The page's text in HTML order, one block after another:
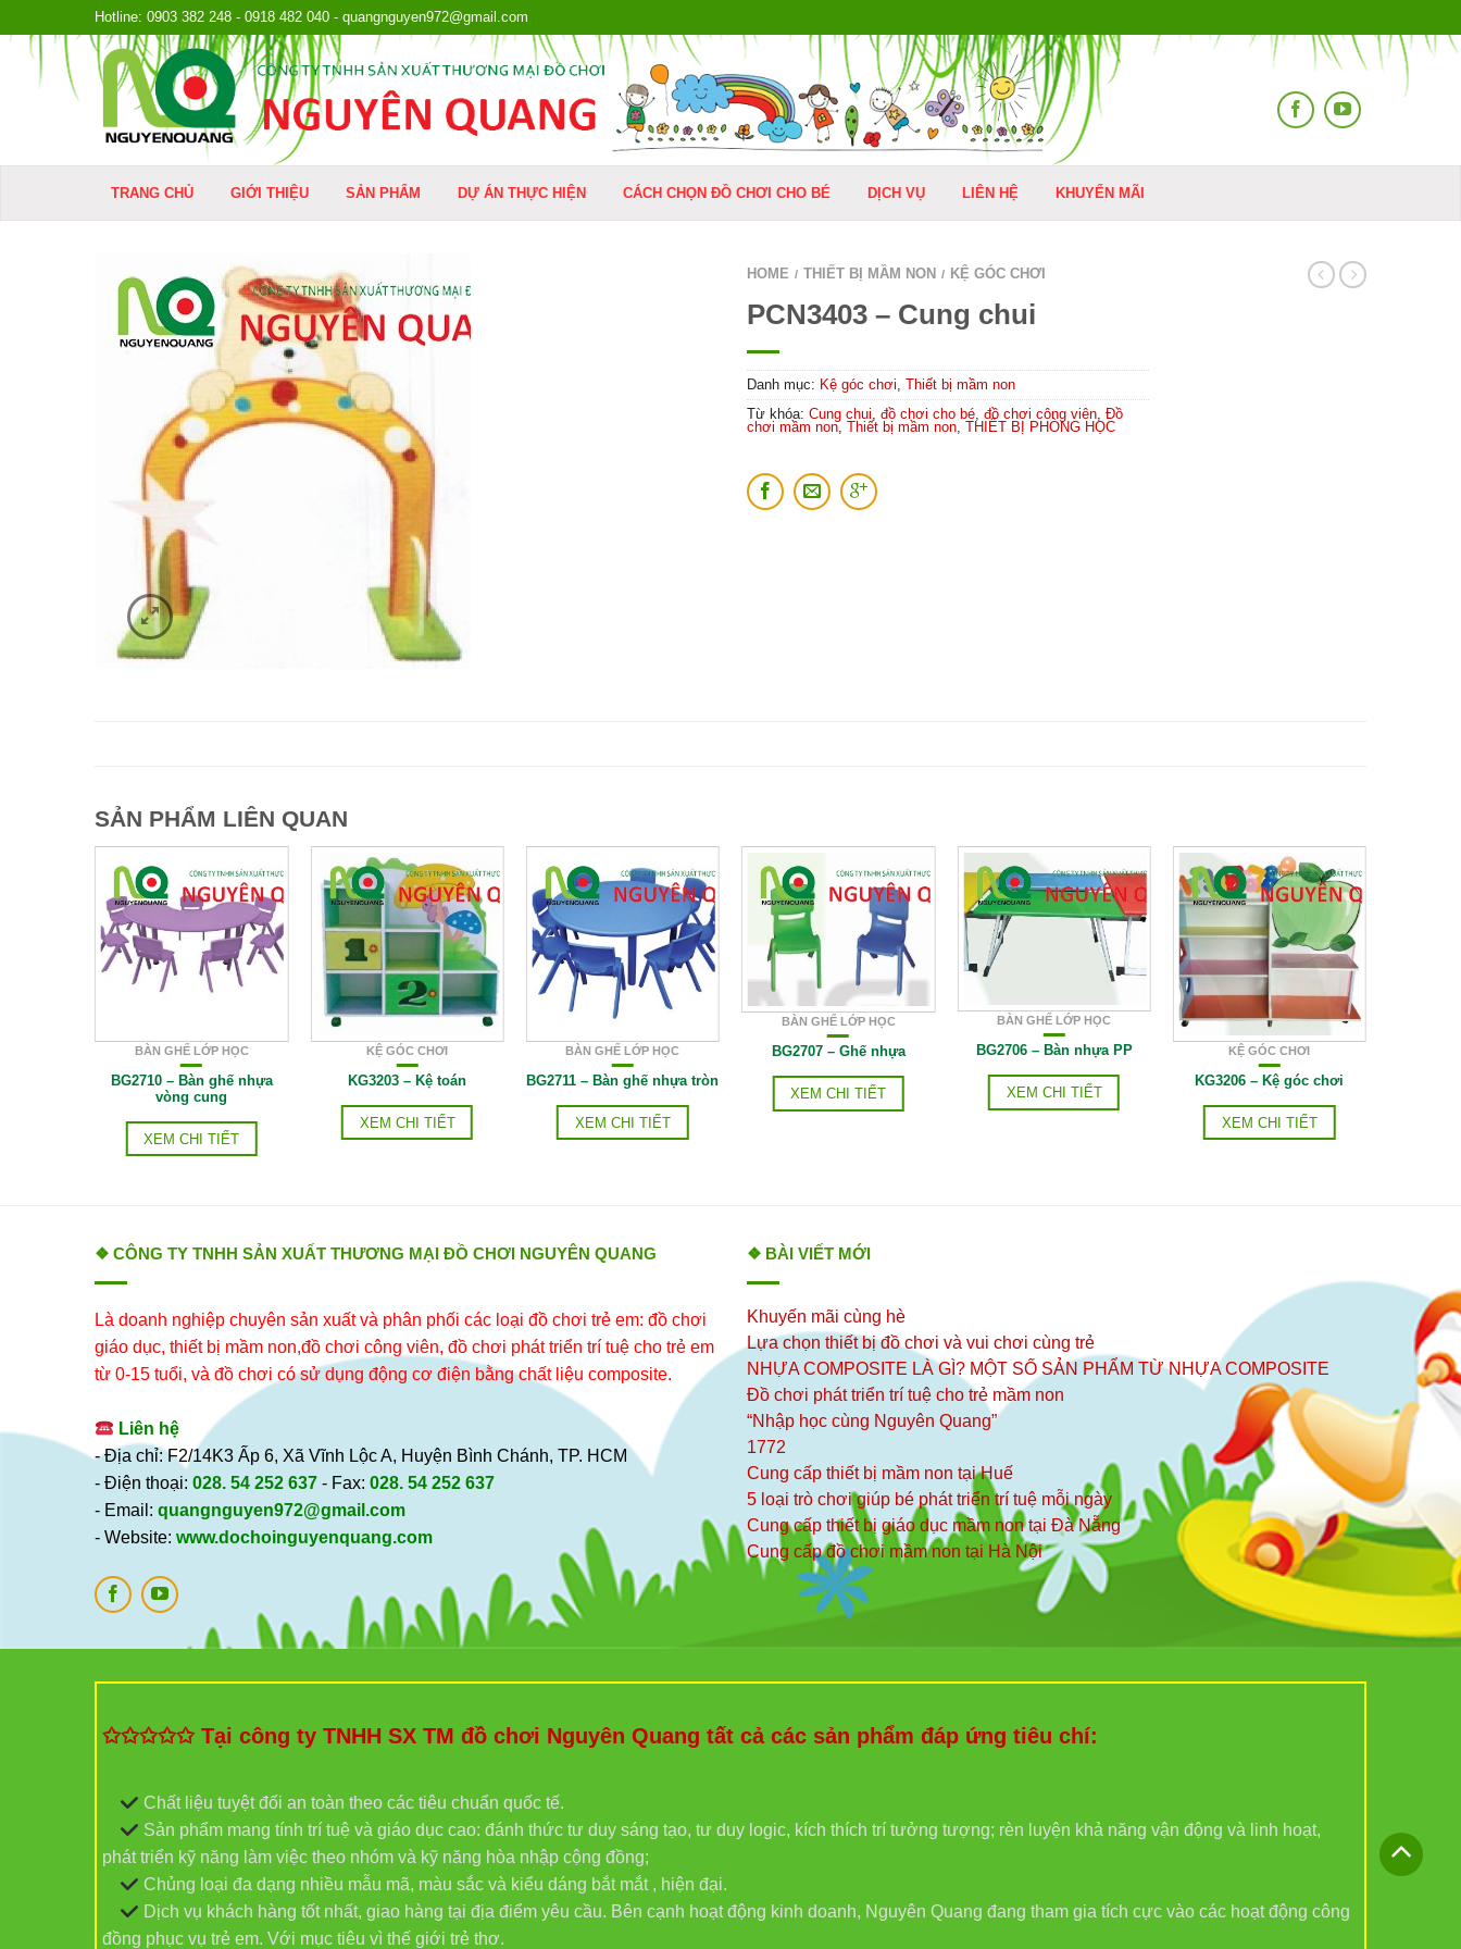
Hotline: 0903 382 248 - 0918 482 040 - quangnguyen972@gmail.com
TRANG CHỦ GIỚI THIỆU SẢN PHẨM DỰ ÁN THỰC HIỆN CÁCH CHỌN ĐỒ CHƠI CHO BÉ DỊCH VỤ LIÊN HỆ KHUYẾN MÃI
HOME / THIẾT BỊ MẦM NON / KỆ GÓC CHƠI
PCN3403 – Cung chui
Danh mục: Kệ góc chơi Thiết bị mầm non
Từ khóa: Cung chui đồ chơi cho bé đồ chơi công viên Đồ
chơi mầm non, Thiết bị mầm non THIẾT BỊ PHÒNG HỌC
SẢN PHẨM LIÊN QUAN
BÀN GHẾ LỚP HỌC
BG2710 – Bàn ghế nhựa
vòng cung
XEM CHI TIẾT
KỆ GÓC CHƠI
KG3203 – Kệ toán
XEM CHI TIẾT
BÀN GHẾ LỚP HỌC
BG2711 – Bàn ghế nhựa tròn
XEM CHI TIẾT
BÀN GHẾ LỚP HỌC
BG2707 – Ghế nhựa
XEM CHI TIẾT
BÀN GHẾ LỚP HỌC
BG2706 – Bàn nhựa PP
XEM CHI TIẾT
KỆ GÓC CHƠI
KG3206 – Kệ góc chơi
XEM CHI TIẾT
❖ CÔNG TY TNHH SẢN XUẤT THƯƠNG MẠI ĐỒ CHƠI NGUYÊN QUANG
Là doanh nghiệp chuyên sản xuất và phân phối các loại đồ chơi trẻ em: đồ chơi
giáo dục, thiết bị mầm non,đồ chơi công viên, đồ chơi phát triển trí tuệ cho trẻ em
từ 0-15 tuổi, và đồ chơi có sử dụng động cơ điện bằng chất liệu composite.
Liên hệ
- Địa chỉ: F2/14K3 Ấp 6, Xã Vĩnh Lộc A, Huyện Bình Chánh, TP. HCM
- Điện thoại: 028. 54 252 637 - Fax: 028. 54 252 637
- Email: quangnguyen972@gmail.com
- Website: www.dochoinguyenquang.com
❖ BÀI VIẾT MỚI
Khuyến mãi cùng hè
Lựa chọn thiết bị đồ chơi và vui chơi cùng trẻ
NHỰA COMPOSITE LÀ GÌ? MỘT SỐ SẢN PHẨM TỪ NHỰA COMPOSITE
Đồ chơi phát triển trí tuệ cho trẻ mầm non
“Nhập học cùng Nguyên Quang”
1772
Cung cấp thiết bị mầm non tại Huế
5 loại trò chơi giúp bé phát triển trí tuệ mỗi ngày
Cung cấp thiết bị giáo dục mầm non tại Đà Nẵng
Cung cấp đồ chơi mầm non tại Hà Nội
✩✩✩✩✩ Tại công ty TNHH SX TM đồ chơi Nguyên Quang tất cả các sản phẩm đáp ứng tiêu chí:
Chất liệu tuyệt đối an toàn theo các tiêu chuẩn quốc tế.
Sản phẩm mang tính trí tuệ và giáo dục cao: đánh thức tư duy sáng tạo, tư duy logic, kích thích trí tưởng tượng; rèn luyện khả năng vận động và linh hoạt,
phát triển kỹ năng làm việc theo nhóm và kỹ năng hòa nhập cộng đồng;
Chủng loại đa dạng nhiều mẫu mã, màu sắc và kiểu dáng bắt mắt , hiện đại.
Dịch vụ khách hàng tốt nhất, giao hàng tại địa điểm yêu cầu. Bên cạnh hoạt động kinh doanh, Nguyên Quang đang tham gia tích cực vào các hoạt động công
đồng phục vụ trẻ em. Với mục tiêu vì thế giới trẻ thơ.